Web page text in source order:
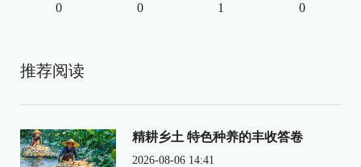
0 0 1 0
推荐阅读
精耕乡土 特色种养的丰收答卷
2026-08-06 14:41